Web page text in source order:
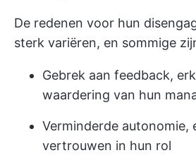
De redenen voor hun
sterk variëren, en sommige
Gebrek aan feedback,
waardering van hun
Verminderde autonomie,
vertrouwen in hun rol